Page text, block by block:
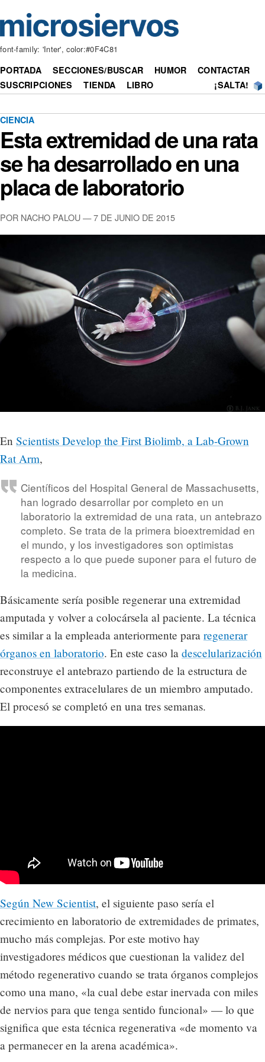
font-family: 'Inter', color:#0F4C81
PORTADA SECCIONES/BUSCAR HUMOR
CONTACTAR
SUSCRIPCIONES
TIENDA LIBRO ¡SALTA!
CIENCIA
Esta extremidad de una rata
se ha desarrollado en una
placa de laboratorio
POR NACHO PALOU — 7 DE JUNIO DE 2015
En Scientists Develop the First Biolimb, a Lab-Grown
Rat Arm,
Científicos del Hospital General de Massachusetts,
han logrado desarrollar por completo en un
laboratorio la extremidad de una rata, un antebrazo
completo. Se trata de la primera bioextremidad en
el mundo, y los investigadores son optimistas
respecto a lo que puede suponer para el futuro de
la medicina.
Básicamente sería posible regenerar una extremidad
amputada y volver a colocársela al paciente. La técnica
es similar a la empleada anteriormente para regenerar
órganos en laboratorio. En este caso la descelularización
reconstruye el antebrazo partiendo de la estructura de
componentes extracelulares de un miembro amputado.
El procesó se completó en una tres semanas.
Según New Scientist, el siguiente paso sería el
crecimiento en laboratorio de extremidades de primates,
mucho más complejas. Por este motivo hay
investigadores médicos que cuestionan la validez del
método regenerativo cuando se trata órganos complejos
como una mano, «la cual debe estar inervada con miles
de nervios para que tenga sentido funcional» — lo que
significa que esta técnica regenerativa «de momento va
a permanecer en la arena académica».